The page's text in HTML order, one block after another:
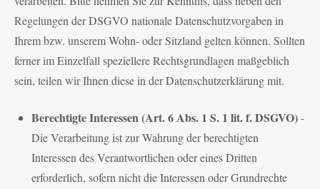
Regelungen der DSGVO nationale Datenschutzvorgaben in
Ihrem bzw. unserem Wohn- oder Sitzland gelten können. Sollten
ferner im Einzelfall speziellere Rechtsgrundlagen maßgeblich
sein, teilen wir Ihnen diese in der Datenschutzerklärung mit.
Berechtigte Interessen (Art. 6 Abs. 1 S. 1 lit. f. DSGVO)-
Die Verarbeitung ist zur Wahrung der berechtigten
Interessen des Verantwortlichen oder eines Dritten
erforderlich, sofern nicht die Interessen oder Grundrechte